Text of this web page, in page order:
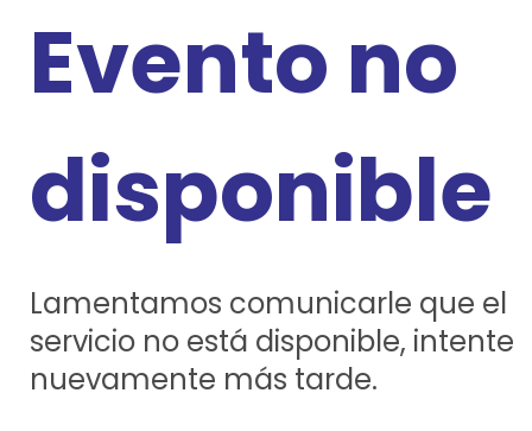
Evento no
disponible
Lamentamos comunicarle que el
servicio no está disponible, intente
nuevamente más tarde.